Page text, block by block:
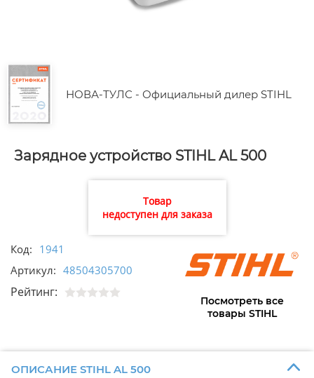
НОВА-ТУЛС - Официальный дилер STIHL
Зарядное устройство STIHL AL 500
Товар
недоступен для заказа
Код: 1941
Артикул: 48504305700
Рейтинг:
Посмотреть все
товары STIHL
ОПИСАНИЕ STIHL AL 500